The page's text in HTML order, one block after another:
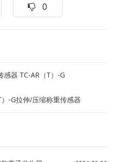
0
感器 TC-AR（T）-G
）-G拉伸/压缩称重传感器